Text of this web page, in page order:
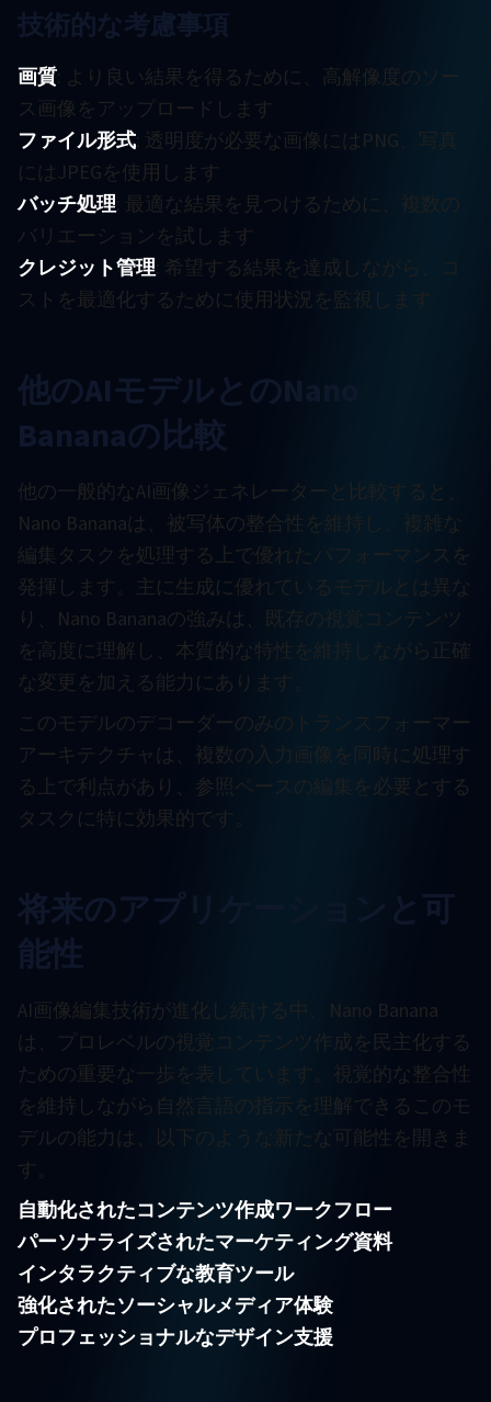
技術的な考慮事項
画質: より良い結果を得るために、高解像度のソー
ス画像をアップロードします
ファイル形式: 透明度が必要な画像にはPNG、写真
にはJPEGを使用します
バッチ処理: 最適な結果を見つけるために、複数の
バリエーションを試します
クレジット管理: 希望する結果を達成しながら、コ
ストを最適化するために使用状況を監視します
他のAIモデルとのNano
Bananaの比較
他の一般的なAI画像ジェネレーターと比較すると、
Nano Bananaは、被写体の整合性を維持し、複雑な
編集タスクを処理する上で優れたパフォーマンスを
発揮します。主に生成に優れているモデルとは異な
り、Nano Bananaの強みは、既存の視覚コンテンツ
を高度に理解し、本質的な特性を維持しながら正確
な変更を加える能力にあります。
このモデルのデコーダーのみのトランスフォーマー
アーキテクチャは、複数の入力画像を同時に処理す
る上で利点があり、参照ベースの編集を必要とする
タスクに特に効果的です。
将来のアプリケーションと可
能性
AI画像編集技術が進化し続ける中、Nano Banana
は、プロレベルの視覚コンテンツ作成を民主化する
ための重要な一歩を表しています。視覚的な整合性
を維持しながら自然言語の指示を理解できるこのモ
デルの能力は、以下のような新たな可能性を開きま
す。
自動化されたコンテンツ作成ワークフロー
パーソナライズされたマーケティング資料
インタラクティブな教育ツール
強化されたソーシャルメディア体験
プロフェッショナルなデザイン支援